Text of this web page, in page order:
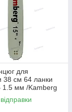
для
38 см 64 ланки
1.5 мм /Kamberg